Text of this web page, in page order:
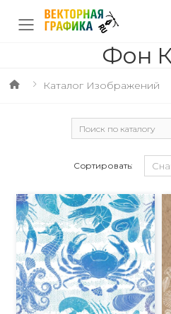
Фон
Каталог Изображений
Сортировать: